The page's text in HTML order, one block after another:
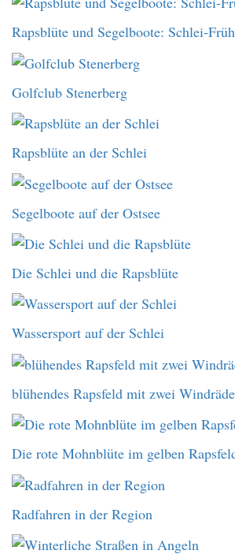
Rapsblüte und Segelboote: Schlei-
Golfclub Stenerberg
Rapsblüte an der Schlei
Segelboote auf der Ostsee
Die Schlei und die Rapsblüte
Wassersport auf der Schlei
blühendes Rapsfeld mit zwei
Die rote Mohnblüte im gelben
Radfahren in der Region